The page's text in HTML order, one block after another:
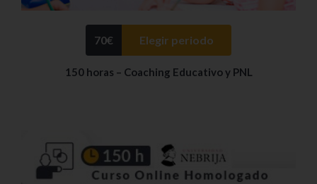
70€ Elegir periodo
150 horas – Coaching Educativo y PNL